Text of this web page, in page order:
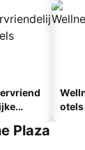
otels
Plaza